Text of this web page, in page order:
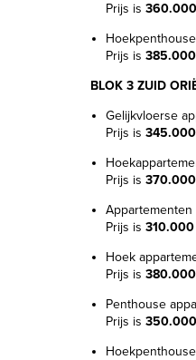
Prijs is
Prijs is
BLOK 3 ZUID
Gelijkvloerse
Prijs is
Prijs is
Prijs is
Hoek
Prijs is
Penthouse
Prijs is